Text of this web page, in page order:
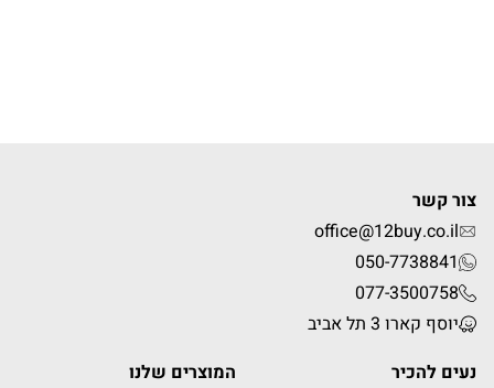
צור קשר
office@12buy.co.il
050-7738841
077-3500758
יוסף קארו 3 תל אביב
נעים להכיר
המוצרים שלנו